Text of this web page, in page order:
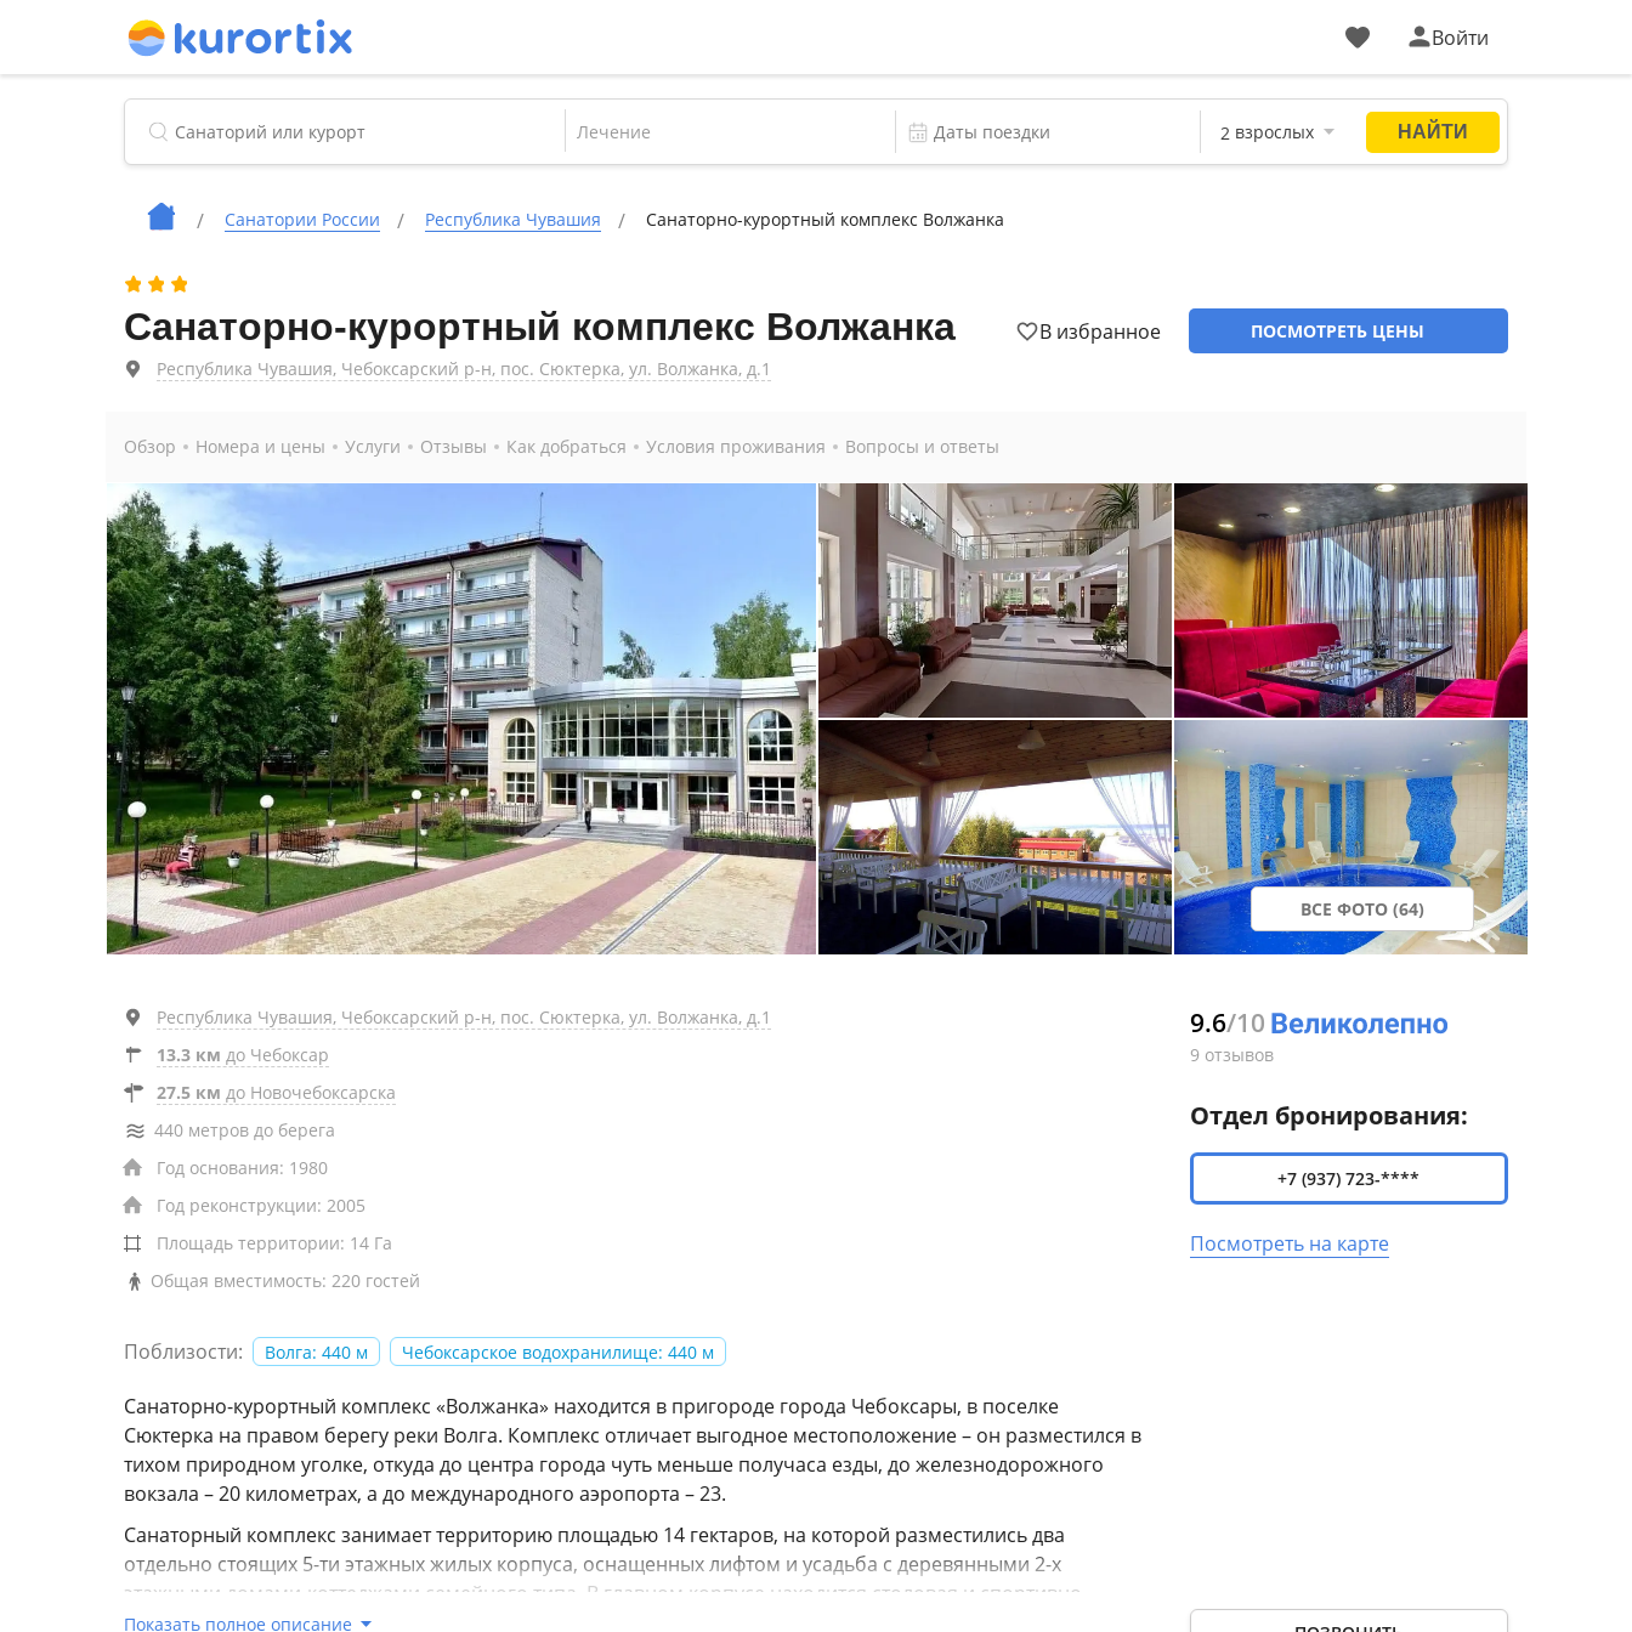
Войти
Лечение
Cанатории России Республика Чувашия Санаторно-курортный комплекс Волжанка
Санаторно-курортный комплекс Волжанка
Республика Чувашия, Чебоксарский р-н, пос. Сюктерка, ул. Волжанка, д.1
В избранное ПОСМОТРЕТЬ ЦЕНЫ
Обзор Номера и цены Услуги Отзывы Как добраться Условия проживания Вопросы и ответы
ВСЕ ФОТО (64)
Республика Чувашия, Чебоксарский р-н, пос. Сюктерка, ул. Волжанка, д.1
13.3 км до Чебоксар
27.5 км до Новочебоксарска
440 метров до берега
Год основания: 1980
Год реконструкции: 2005
Площадь территории: 14 Га
Общая вместимость: 220 гостей
Поблизости: Волга: 440 м Чебоксарское водохранилище: 440 м
Санаторно-курортный комплекс «Волжанка» находится в пригороде города Чебоксары, в поселке
Сюктерка на правом берегу реки Волга. Комплекс отличает выгодное местоположение – он разместился в
тихом природном уголке, откуда до центра города чуть меньше получаса езды, до железнодорожного
вокзала – 20 километрах, а до международного аэропорта – 23.
Санаторный комплекс занимает территорию площадью 14 гектаров, на которой разместились два
отдельно стоящих 5-ти этажных жилых корпуса, оснащенных лифтом и усадьба с деревянными 2-х
этажными домами-коттеджами семейного типа. В главном корпусе находится столовая и спортивно-
оздоровительный центр, во втором – помимо номеров расположились лечебные кабинеты.
Показать полное описание
9.6/10
9 отзывов
Отдел бронирования:
+7 (937) 723-****
Посмотреть на карте